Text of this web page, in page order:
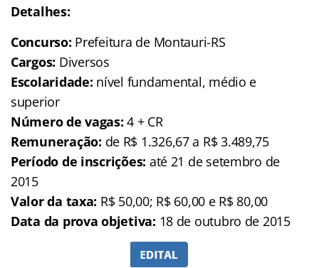
Detalhes:
Concurso: Prefeitura de Montauri-RS
Cargos: Diversos
Escolaridade: nível fundamental, médio e
superior
Número de vagas: 4 + CR
Remuneração: de R$ 1.326,67 a R$ 3.489,75
Período de inscrições: até 21 de setembro de
2015
Valor da taxa: R$ 50,00; R$ 60,00 e R$ 80,00
Data da prova objetiva: 18 de outubro de 2015